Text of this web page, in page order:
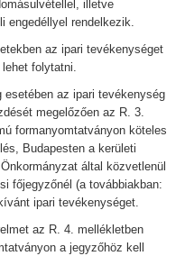
illetve
engedéllyel rendelkezik.
az ipari tevékenységet
folytatni.
az ipari tevékenység
megelőzően az R. 3.
formanyomtatványon köteles
Budapesten a kerületi
által közvetlenül
főjegyzőnél (a továbbiakban:
ipari tevékenységet.
az R. 4. mellékletben
a jegyzőhöz kell